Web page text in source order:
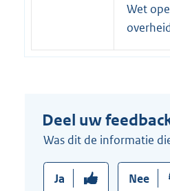
r
n
e
k
:
Wet
Deel uw
Was dit de informatie
Ja Nee